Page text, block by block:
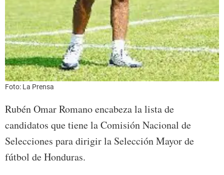
Foto: La Prensa
Rubén Omar Romano encabeza la lista de
candidatos que tiene la Comisión Nacional de
Selecciones para dirigir la Selección Mayor de
fútbol de Honduras.